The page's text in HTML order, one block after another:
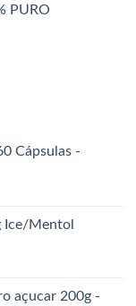
PURO
Cápsulas -
Ice/Mentol
açucar 200g -